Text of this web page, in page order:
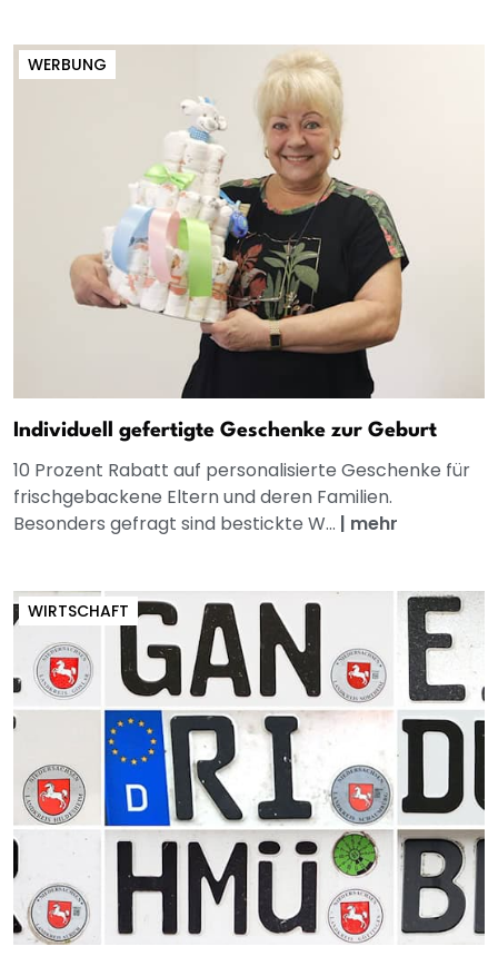
WERBUNG
Individuell gefertigte Geschenke zur Geburt
10 Prozent Rabatt auf personalisierte Geschenke für
frischgebackene Eltern und deren Familien.
Besonders gefragt sind bestickte W... | mehr
WIRTSCHAFT